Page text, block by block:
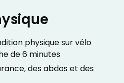
physique sur vélo
de 6 minutes
des abdos et des